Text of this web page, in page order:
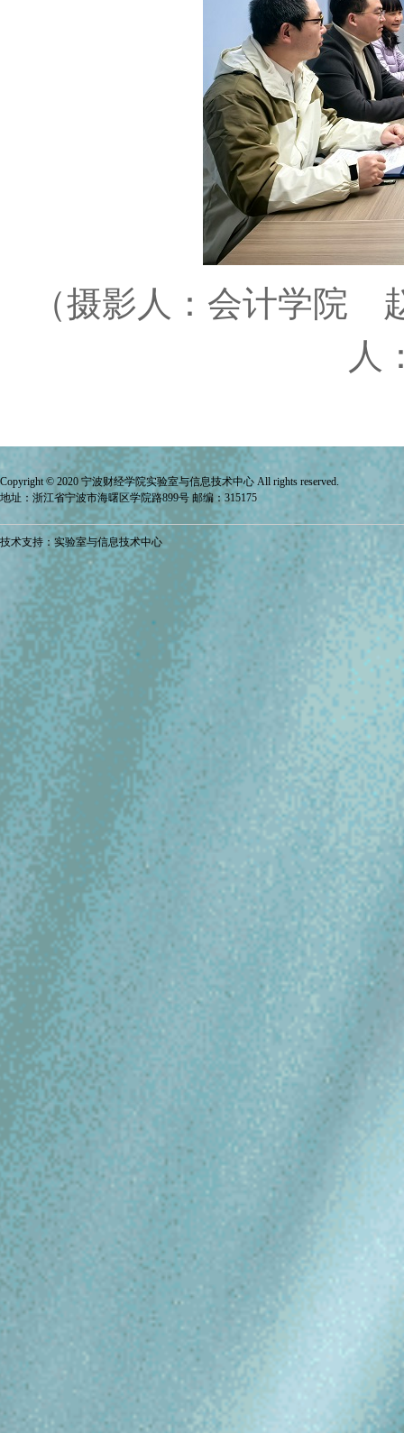
（摄影人：会计学院
人
Copyright © 2020 宁波财经学院实验室与信息技术中心 All rights reserved.
地址：浙江省宁波市海曙区学院路899号 邮编：315175
技术支持：实验室与信息技术中心